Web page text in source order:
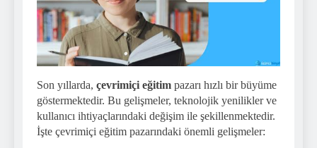
Son yıllarda, çevrimiçi eğitim pazarı hızlı bir büyüme
göstermektedir. Bu gelişmeler, teknolojik yenilikler ve
kullanıcı ihtiyaçlarındaki değişim ile şekillenmektedir.
İşte çevrimiçi eğitim pazarındaki önemli gelişmeler: